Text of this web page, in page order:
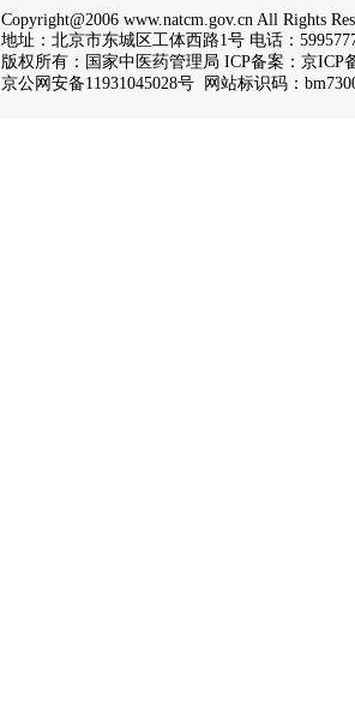
Copyright@2006 www.natcm.gov.cn All Rights
地址：北京市东城区工体西路1号 电话：
版权所有：国家中医药管理局 ICP备案： 京ICP
京公网安备11931045028号 网站标识码：